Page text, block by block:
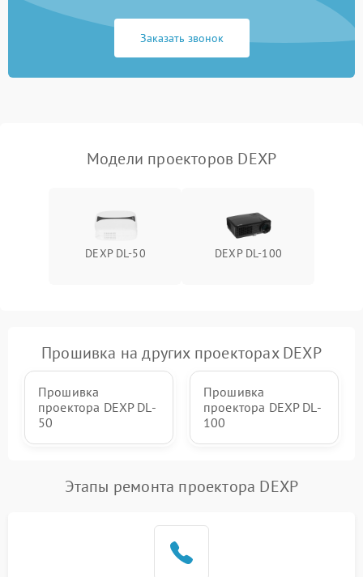
автоматическая коррекция
трапеции (Keystone)
3000 ₽ Подробнее →
Заказать звонок
Модели проекторов DEXP
DEXP DL-50 DEXP DL-100
Прошивка на других проекторах DEXP
Прошивка
проектора DEXP DL-
50
Прошивка
проектора DEXP DL-
100
Этапы ремонта проектора DEXP